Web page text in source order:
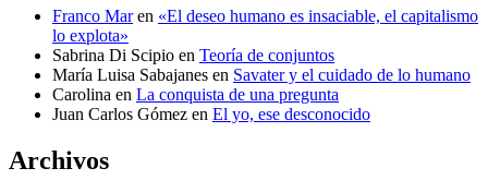
Franco Maren «El deseo humano es insaciable, el capitalismo
lo explota»
Sabrina Di Scipio en Teoría de conjuntos
María Luisa Sabajanes en Savater y el cuidado de lo humano
Carolina en La conquista de una pregunta
Juan Carlos Gómez en El yo, ese desconocido
Archivos